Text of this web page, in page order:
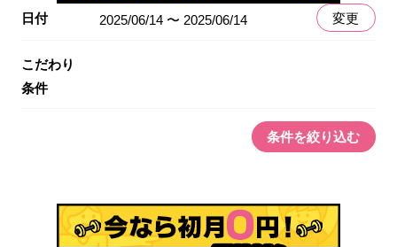
日付 2025/06/14 〜 2025/06/14 変更
こだわり
条件
条件を絞り込む